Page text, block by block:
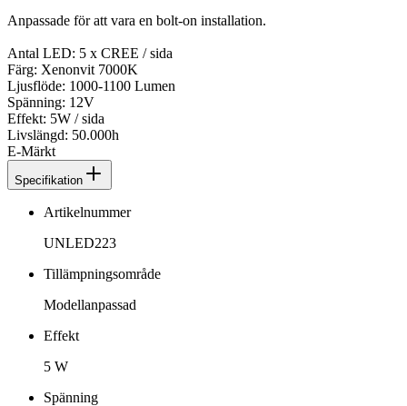
Anpassade för att vara en bolt-on installation.
Antal LED: 5 x CREE / sida
Färg: Xenonvit 7000K
Ljusflöde: 1000-1100 Lumen
Spänning: 12V
Effekt: 5W / sida
Livslängd: 50.000h
E-Märkt
Specifikation
Artikelnummer
UNLED223
Tillämpningsområde
Modellanpassad
Effekt
5 W
Spänning